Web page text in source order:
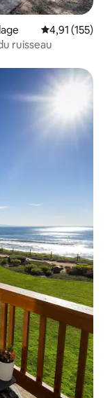
Évaluation
4,91 (155)
ruisseau